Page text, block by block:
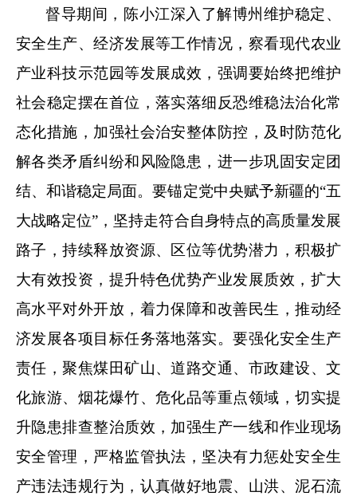
督导期间，陈小江深入了解博州维护稳定、
安全生产、经济发展等工作情况，察看现代农业
产业科技示范园等发展成效，强调要始终把维护
社会稳定摆在首位，落实落细反恐维稳法治化常
态化措施，加强社会治安整体防控，及时防范化
解各类矛盾纠纷和风险隐患，进一步巩固安定团
结、和谐稳定局面。要锚定党中央赋予新疆的“五
大战略定位”，坚持走符合自身特点的高质量发展
路子，持续释放资源、区位等优势潜力，积极扩
大有效投资，提升特色优势产业发展质效，扩大
高水平对外开放，着力保障和改善民生，推动经
济发展各项目标任务落地落实。要强化安全生产
责任，聚焦煤田矿山、道路交通、市政建设、文
化旅游、烟花爆竹、危化品等重点领域，切实提
升隐患排查整治质效，加强生产一线和作业现场
安全管理，严格监管执法，坚决有力惩处安全生
产违法违规行为，认真做好地震、山洪、泥石流